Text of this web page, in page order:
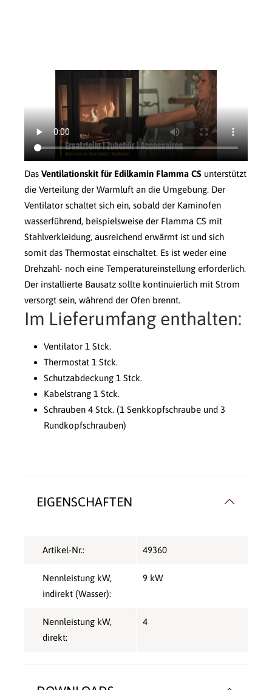
Das Ventilationskit für Edilkamin Flamma CS unterstützt
die Verteilung der Warmluft an die Umgebung. Der
Ventilator schaltet sich ein, sobald der Kaminofen
wasserführend, beispielsweise der Flamma CS mit
Stahlverkleidung, ausreichend erwärmt ist und sich
somit das Thermostat einschaltet. Es ist weder eine
Drehzahl- noch eine Temperatureinstellung erforderlich.
Der installierte Bausatz sollte kontinuierlich mit Strom
versorgt sein, während der Ofen brennt.
Im Lieferumfang enthalten:
Ventilator 1 Stck.
Thermostat 1 Stck.
Schutzabdeckung 1 Stck.
Kabelstrang 1 Stck.
Schrauben 4 Stck. (1 Senkkopfschraube und 3
Rundkopfschrauben)
EIGENSCHAFTEN
Artikel-Nr.: 49360
Nennleistung kW,
indirekt (Wasser):
9 kW
Nennleistung kW,
direkt:
4